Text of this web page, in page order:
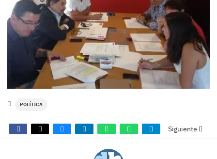
POLÍTICA
Siguiente